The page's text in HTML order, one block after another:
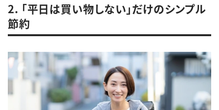
2. 「平日は買い物しない」だけのシンプル
節約